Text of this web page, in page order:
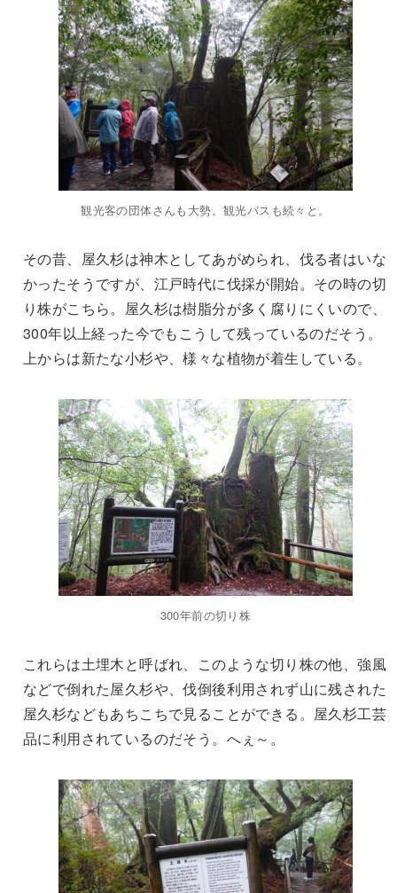
観光客の団体さんも大勢。観光バスも続々と。
その昔、屋久杉は神木としてあがめられ、伐る者はいな
かったそうですが、江戸時代に伐採が開始。その時の切
り株がこちら。屋久杉は樹脂分が多く腐りにくいので、
300年以上経った今でもこうして残っているのだそう。
上からは新たな小杉や、様々な植物が着生している。
300年前の切り株
これらは土埋木と呼ばれ、このような切り株の他、強風
などで倒れた屋久杉や、伐倒後利用されず山に残された
屋久杉などもあちこちで見ることができる。屋久杉工芸
品に利用されているのだそう。へぇ～。